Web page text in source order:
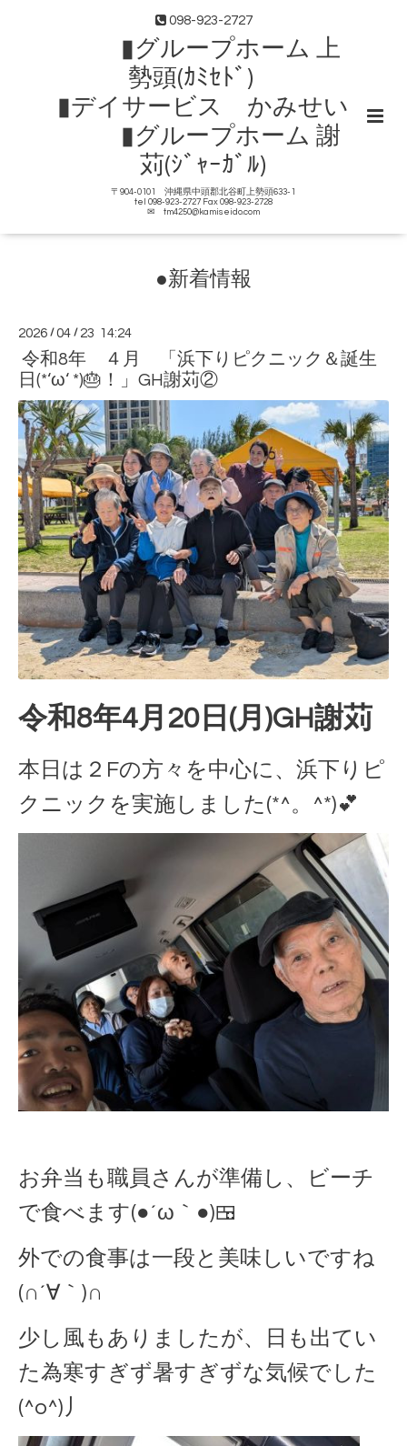
098-923-2727
▮グループホーム 上
勢頭(ｶﾐｾﾄﾞ)
▮デイサービス かみせい
▮グループホーム 謝
苅(ｼﾞｬｰｶﾞﾙ)
〒904-0101 沖縄県中頭郡北谷町上勢頭633-1
tel 098-923-2727 Fax 098-923-2728
✉ tm4250@kamiseido.com
●新着情報
2026 /04 / 23 14:24
令和8年 ４月 「浜下りピクニック＆誕生
日(*‘ω‘ *)🎂！」GH謝苅②
令和8年4月20日(月)GH謝苅
本日は２Fの方々を中心に、浜下りピ
クニックを実施しました(*^。^*)💕
お弁当も職員さんが準備し、ビーチ
で食べます(●´ω｀●)🍱
外での食事は一段と美味しいですね
(∩´∀｀)∩
少し風もありましたが、日も出てい
た為寒すぎず暑すぎずな気候でした
(^o^)丿